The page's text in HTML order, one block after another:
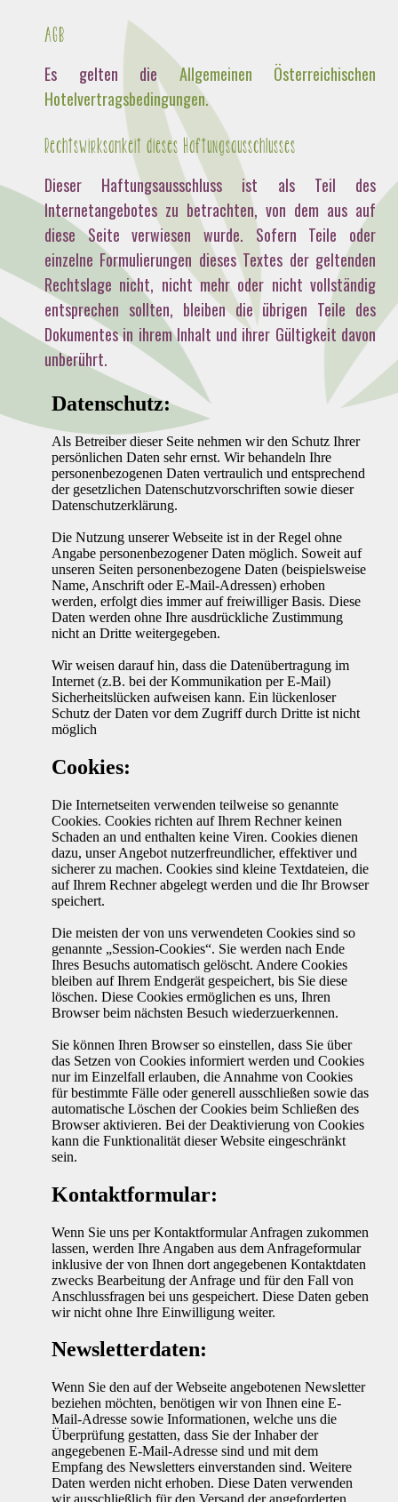
AGB
Es gelten die Allgemeinen Österreichischen
Hotelvertragsbedingungen.
Rechtswirksamkeit dieses Haftungsausschlusses
Dieser Haftungsausschluss ist als Teil des
Internetangebotes zu betrachten, von dem aus auf
diese Seite verwiesen wurde. Sofern Teile oder
einzelne Formulierungen dieses Textes der geltenden
Rechtslage nicht, nicht mehr oder nicht vollständig
entsprechen sollten, bleiben die übrigen Teile des
Dokumentes in ihrem Inhalt und ihrer Gültigkeit davon
unberührt.